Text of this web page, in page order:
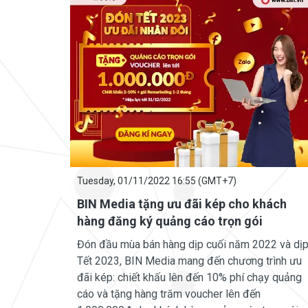
Tuesday, 01/11/2022 16:55 (GMT+7)
BIN Media tặng ưu đãi kép cho khách
hàng đăng ký quảng cáo trọn gói
Đón đầu mùa bán hàng dịp cuối năm 2022 và dịp
Tết 2023, BIN Media mang đến chương trình ưu
đãi kép: chiết khấu lên đến 10% phí chạy quảng
cáo và tặng hàng trăm voucher lên đến